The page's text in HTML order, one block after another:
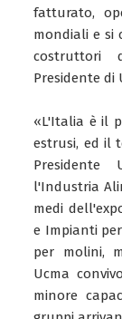
fatturato,
mondiali e si
costruttori
Presidente di
«L'Italia è il
estrusi, ed il
Presidente
l'Industria
medi
e Impianti
per molini,
Ucma
minore